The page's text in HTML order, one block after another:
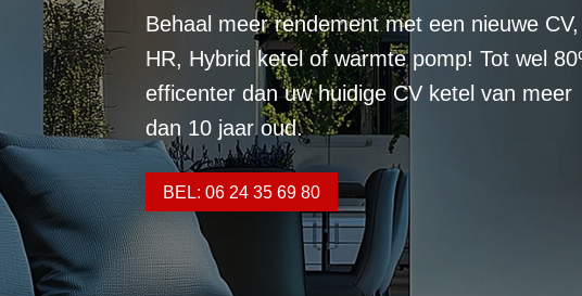
Behaal meer rendement met een nieuwe CV,
HR, Hybrid ketel of warmte pomp! Tot wel
efficenter dan uw huidige CV ketel van meer
dan 10 jaar oud.
BEL: 06 24 35 69 80